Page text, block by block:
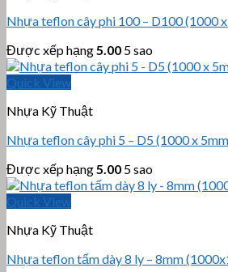
Nhựa teflon cây phi 100 – D100 (1000
Được xếp hạng 5.00 5 sao
Quick View
Nhựa Kỹ Thuật
Nhựa teflon cây phi 5 – D5 (1000 x
Được xếp hạng 5.00 5 sao
Quick View
Nhựa Kỹ Thuật
Nhựa teflon tấm dày 8 ly – 8mm